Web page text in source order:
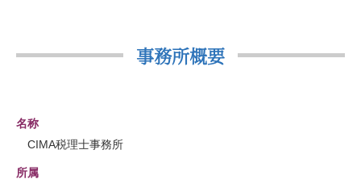
事務所概要
名称
CIMA税理士事務所
所属